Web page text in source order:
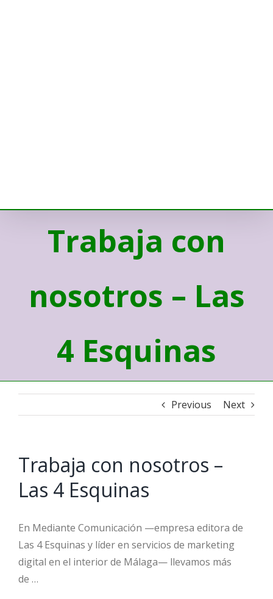
Trabaja con
nosotros – Las
4 Esquinas
Previous Next
Trabaja con nosotros –
Las 4 Esquinas
En Mediante Comunicación —empresa editora de
Las 4 Esquinas y líder en servicios de marketing
digital en el interior de Málaga— llevamos más
de …